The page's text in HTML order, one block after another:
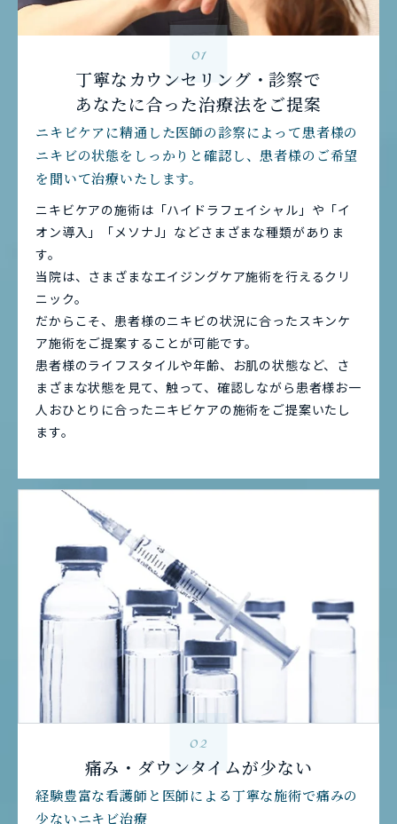
01
丁寧なカウンセリング・診察で
あなたに合った治療法をご提案
ニキビケアに精通した医師の診察によって患者様の
ニキビの状態をしっかりと確認し、患者様のご希望
を聞いて治療いたします。
ニキビケアの施術は「ハイドラフェイシャル」や「イ
オン導入」「メソナJ」などさまざまな種類がありま
す。
当院は、さまざまなエイジングケア施術を行えるクリ
ニック。
だからこそ、患者様のニキビの状況に合ったスキンケ
ア施術をご提案することが可能です。
患者様のライフスタイルや年齢、お肌の状態など、さ
まざまな状態を見て、触って、確認しながら患者様お一
人おひとりに合ったニキビケアの施術をご提案いたし
ます。
02
痛み・ダウンタイムが少ない
経験豊富な看護師と医師による丁寧な施術で痛みの
少ないニキビ治療